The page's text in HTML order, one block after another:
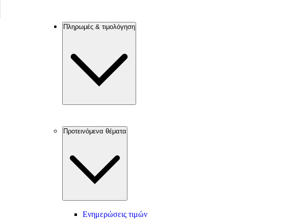
Πληρωμές & τιμολόγηση
Προτεινόμενα θέματα
Ενημερώσεις τιμών